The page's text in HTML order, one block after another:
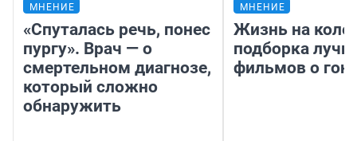
МНЕНИЕ
«Спуталась речь, понес
пургу». Врач — о
смертельном диагнозе,
который сложно
обнаружить
МНЕНИЕ
Жизнь на
подборка
фильмов о